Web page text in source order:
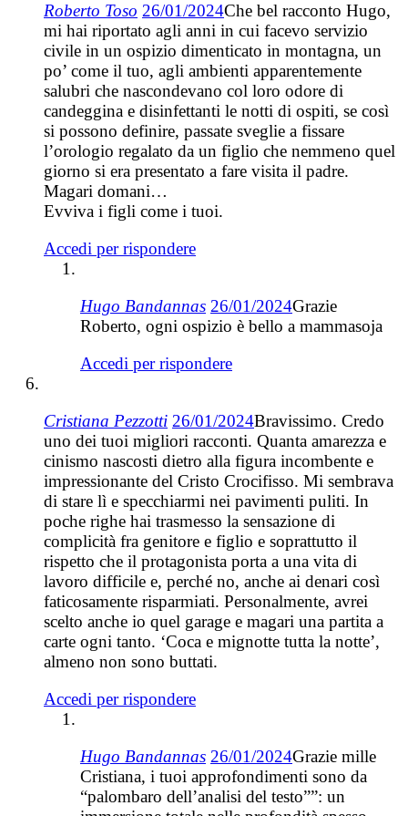
Roberto Toso 26/01/2024Che bel racconto Hugo,
mi hai riportato agli anni in cui facevo servizio
civile in un ospizio dimenticato in montagna, un
po’ come il tuo, agli ambienti apparentemente
salubri che nascondevano col loro odore di
candeggina e disinfettanti le notti di ospiti, se così
si possono definire, passate sveglie a fissare
l’orologio regalato da un figlio che nemmeno quel
giorno si era presentato a fare visita il padre.
Magari domani…
Evviva i figli come i tuoi.
Accedi per rispondere
Hugo Bandannas 26/01/2024Grazie
Roberto, ogni ospizio è bello a mammasoja
Accedi per rispondere
Cristiana Pezzotti 26/01/2024Bravissimo. Credo
uno dei tuoi migliori racconti. Quanta amarezza e
cinismo nascosti dietro alla figura incombente e
impressionante del Cristo Crocifisso. Mi sembrava
di stare lì e specchiarmi nei pavimenti puliti. In
poche righe hai trasmesso la sensazione di
complicità fra genitore e figlio e soprattutto il
rispetto che il protagonista porta a una vita di
lavoro difficile e, perché no, anche ai denari così
faticosamente risparmiati. Personalmente, avrei
scelto anche io quel garage e magari una partita a
carte ogni tanto. ‘Coca e mignotte tutta la notte’,
almeno non sono buttati.
Accedi per rispondere
Hugo Bandannas 26/01/2024Grazie mille
Cristiana, i tuoi approfondimenti sono da
“palombaro dell’analisi del testo””: un